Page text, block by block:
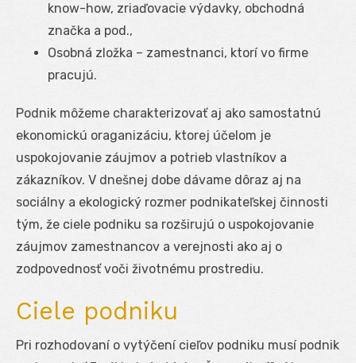
know-how, zriaďovacie výdavky, obchodná
značka a pod.,
Osobná zložka – zamestnanci, ktorí vo firme
pracujú.
Podnik môžeme charakterizovať aj ako samostatnú
ekonomickú oraganizáciu, ktorej účelom je
uspokojovanie záujmov a potrieb vlastníkov a
zákazníkov. V dnešnej dobe dávame dôraz aj na
sociálny a ekologický rozmer podnikateľskej činnosti
tým, že ciele podniku sa rozširujú o uspokojovanie
záujmov zamestnancov a verejnosti ako aj o
zodpovednosť voči životnému prostrediu.
Ciele podniku
Pri rozhodovaní o vytýčení cieľov podniku musí podnik